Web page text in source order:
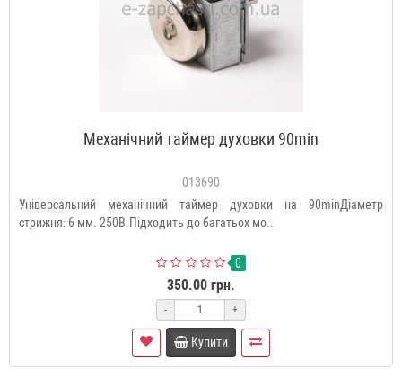
Механічний таймер духовки 90min
013690
Універсальний механічний таймер духовки на 90minДіаметр
стрижня: 6 мм. 250В.Підходить до багатьох мо..
0
350.00 грн.
- +
Купити